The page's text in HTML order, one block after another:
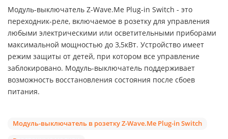
Модуль-выключатель Z-Wave.Me Plug-in Switch - это
переходник-реле, включаемое в розетку для управления
любыми электрическими или осветительными приборами
максимальной мощностью до 3,5кВт. Устройство имеет
режим защиты от детей, при котором все управление
заблокировано. Модуль-выключатель поддерживает
возможность восстановления состояния после сбоев
питания.
Модуль-выключатель в розетку Z-Wave.Me Plug-in Switch